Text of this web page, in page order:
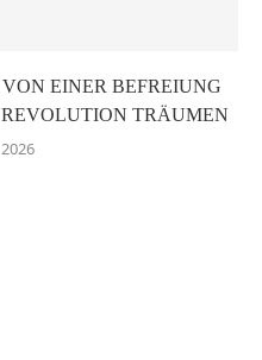
EINER BEFREIUNG
TRÄUMEN